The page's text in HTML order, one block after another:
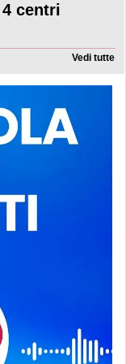
centri
Vedi tutte